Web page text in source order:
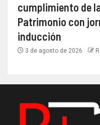
cumplimiento de
Patrimonio con
inducción
3 de agosto de 2026